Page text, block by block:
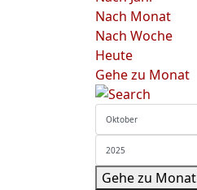
Nach Monat
Nach Woche
Heute
Gehe zu Monat
Gehe zu Monat